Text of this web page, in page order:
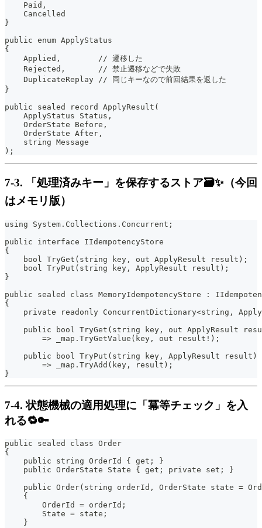
    Paid,
    Cancelled
}
public enum ApplyStatus
{
    Applied,        // 遷移した
    Rejected,       // 禁止遷移などで失敗
    DuplicateReplay // 同じキーなので前回結果を返した
}
public sealed record ApplyResult(
    ApplyStatus Status,
    OrderState Before,
    OrderState After,
    string Message
);
7-3. 「処理済みキー」を保存するストア🗃️✨（今回
はメモリ版）
using System.Collections.Concurrent;
public interface IIdempotencyStore
{
    bool TryGet(string key, out ApplyResult result);
    bool TryPut(string key, ApplyResult result);
}
public sealed class MemoryIdempotencyStore :
{
private readonly ConcurrentDictionary<string,
public bool TryGet(string key, out ApplyResult
        => _map.TryGetValue(key, out result!);
    public bool TryPut(string key, ApplyResult result)
        => _map.TryAdd(key, result);
}
7-4. 状態機械の適用処理に「冪等チェック」を入
れる🔁🔑
public sealed class Order
{
    public string OrderId { get; }
    public OrderState State { get; private set; }
public Order(string orderId, OrderState state =
    {
        OrderId = orderId;
        State = state;
    }